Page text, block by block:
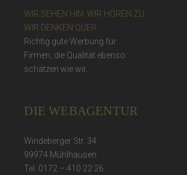
WIR SEHEN HIN. WIR HÖREN ZU.
WIR DENKEN QUER.
Richtig gute Werbung für
Firmen, die Qualität ebenso
schätzen wie wir.
DIE WEBAGENTUR
Windeberger Str. 34
99974 Mühlhausen
Tel. 0172 – 410 22 26